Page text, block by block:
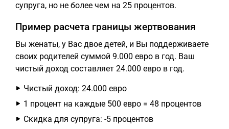
супруга, но не более чем на 25 процентов.
Пример расчета границы жертвования
Вы женаты, у Вас двое детей, и Вы поддерживаете
своих родителей суммой 9.000 евро в год. Ваш
чистый доход составляет 24.000 евро в год.
Чистый доход: 24.000 евро
1 процент на каждые 500 евро = 48 процентов
Скидка для супруга: -5 процентов